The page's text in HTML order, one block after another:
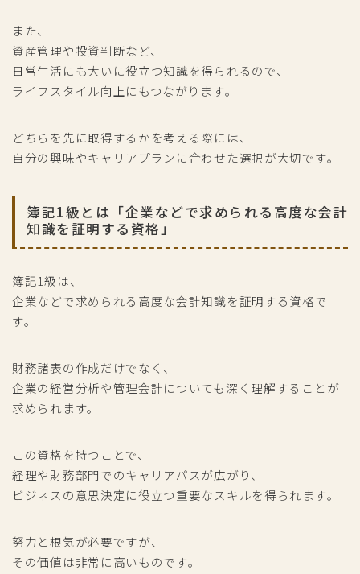
また、
資産管理や投資判断など、
日常生活にも大いに役立つ知識を得られるので、
ライフスタイル向上にもつながります。
どちらを先に取得するかを考える際には、
自分の興味やキャリアプランに合わせた選択が大切です。
簿記1級とは「企業などで求められる高度な会計
知識を証明する資格」
簿記1級は、
企業などで求められる高度な会計知識を証明する資格で
す。
財務諸表の作成だけでなく、
企業の経営分析や管理会計についても深く理解することが
求められます。
この資格を持つことで、
経理や財務部門でのキャリアパスが広がり、
ビジネスの意思決定に役立つ重要なスキルを得られます。
努力と根気が必要ですが、
その価値は非常に高いものです。